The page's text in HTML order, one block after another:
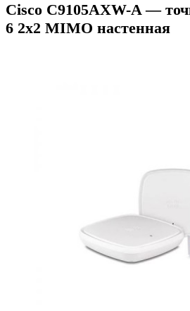
Cisco C9105AXW-A —
6 2x2 MIMO настенная